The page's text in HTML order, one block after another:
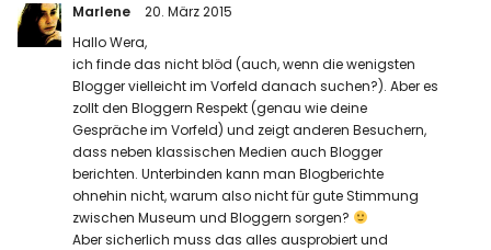
Marlene
20. März 2015
Hallo Wera,
ich finde das nicht blöd (auch, wenn die wenigsten
Blogger vielleicht im Vorfeld danach suchen?). Aber es
zollt den Bloggern Respekt (genau wie deine
Gespräche im Vorfeld) und zeigt anderen Besuchern,
dass neben klassischen Medien auch Blogger
berichten. Unterbinden kann man Blogberichte
ohnehin nicht, warum also nicht für gute Stimmung
zwischen Museum und Bloggern sorgen?
Aber sicherlich muss das alles ausprobiert und